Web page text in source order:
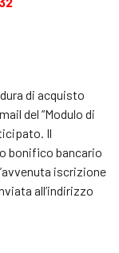
di acquisto
del “Modulo di
Il
bonifico bancario
iscrizione
all’indirizzo